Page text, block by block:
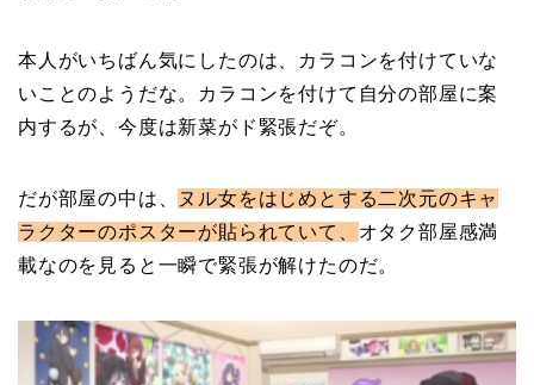
本人がいちばん気にしたのは、カラコンを付けていな
いことのようだな。カラコンを付けて自分の部屋に案
内するが、今度は新菜がド緊張だぞ。
だが部屋の中は、
ヌル女をはじめとする二次元のキャ
ラクターのポスターが貼られていて、 オタク部屋感満
載なのを見ると一瞬で緊張が解けたのだ。